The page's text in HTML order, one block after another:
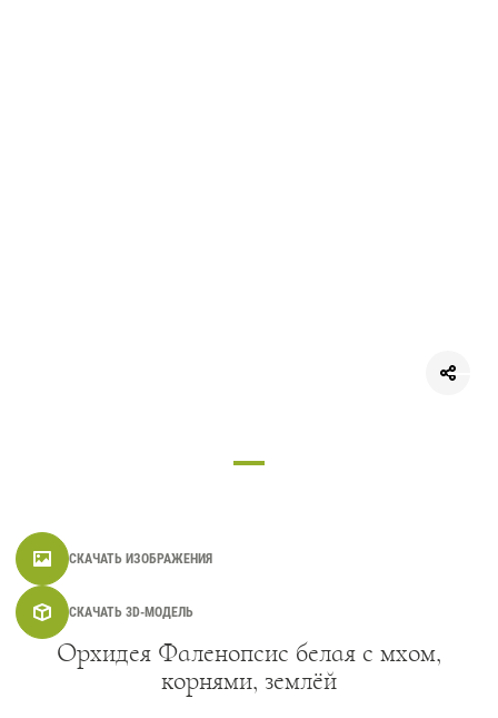
СКАЧАТЬ ИЗОБРАЖЕНИЯ
СКАЧАТЬ 3D-МОДЕЛЬ
Орхидея Фаленопсис белая с мхом,
корнями, землёй